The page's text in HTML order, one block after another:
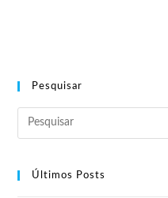
Pesquisar
Últimos Posts